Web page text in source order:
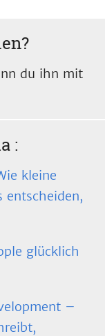
du ihn mit
:
kleine
entscheiden,
glücklich
–